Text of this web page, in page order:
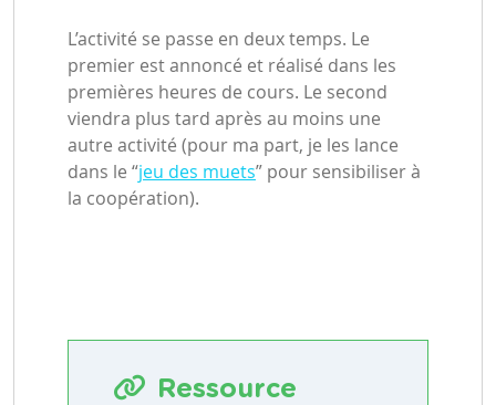
L’activité se passe en deux temps. Le
premier est annoncé et réalisé dans les
premières heures de cours. Le second
viendra plus tard après au moins une
autre activité (pour ma part, je les lance
dans le “jeu des muets” pour sensibiliser à
la coopération).
Ressource